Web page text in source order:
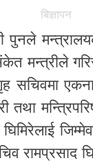
बिज्ञापन
पुनले
मन्त्रीले
सचिवमा
तथा
रामप्रसाद